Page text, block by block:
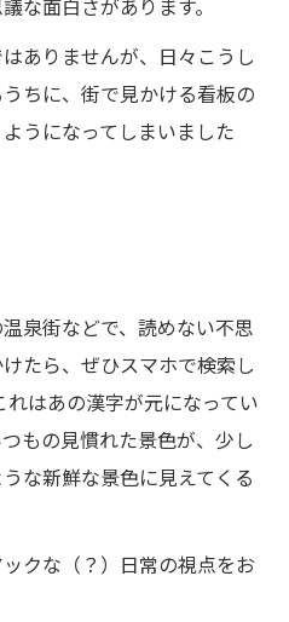
な面白さがあります。
ありませんが、日々こうし
ちに、街で見かける看板の
うになってしまいました
泉街などで、読めない不思
たら、ぜひスマホで検索し
はあの漢字が元になってい
もの見慣れた景色が、少し
な新鮮な景色に見えてくる
クな（？）日常の視点をお